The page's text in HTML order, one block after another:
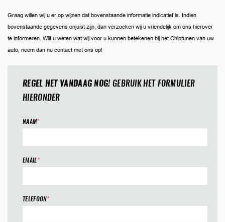
Graag willen wij u er op wijzen dat bovenstaande informatie indicatief is. Indien
bovenstaande gegevens onjuist zijn, dan verzoeken wij u vriendelijk om ons hierover
te informeren. Wilt u weten wat wij voor u kunnen betekenen bij het Chiptunen van uw
auto, neem dan nu contact met ons op!
REGEL HET VANDAAG NOG!GEBRUIK HET FORMULIER
HIERONDER
NAAM*
EMAIL*
TELEFOON*